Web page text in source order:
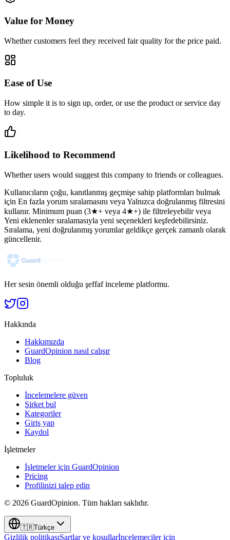
Value for Money
Whether customers feel they received fair quality for the price paid.
Ease of Use
How simple it is to sign up, order, or use the product or service day
to day.
Likelihood to Recommend
Whether users would suggest this company to friends or colleagues.
Kullanıcıların çoğu, kanıtlanmış geçmişe sahip platformları bulmak
için En fazla yorum sıralamasını veya Yalnızca doğrulanmış filtresini
kullanır. Minimum puan (3★+ veya 4★+) ile filtreleyebilir veya
Yeni eklenenler sıralamasıyla yeni seçenekleri keşfedebilirsiniz.
Sıralama, yeni doğrulanmış yorumlar geldikçe gerçek zamanlı olarak
güncellenir.
Her sesin önemli olduğu şeffaf inceleme platformu.
Hakkında
Hakkımızda
GuardOpinion nasıl çalışır
Blog
Topluluk
İncelemelere güven
Şirket bul
Kategoriler
Giriş yap
Kaydol
İşletmeler
İşletmeler için GuardOpinion
Pricing
Profilinizi talep edin
© 2026 GuardOpinion. Tüm hakları saklıdır.
🇹🇷Türkçe
Gizlilik politikasıŞartlar ve koşullarİncelemeciler için